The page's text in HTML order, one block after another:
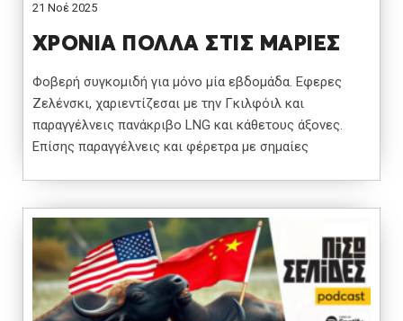
21 Νοέ 2025
ΧΡΟΝΙΑ ΠΟΛΛΑ ΣΤΙΣ ΜΑΡΙΕΣ
Φοβερή συγκομιδή για μόνο μία εβδομάδα. Εφερες
Ζελένσκι, χαριεντίζεσαι με την Γκιλφόιλ και
παραγγέλνεις πανάκριβο LNG και κάθετους άξονες.
Επίσης παραγγέλνεις και φέρετρα με σημαίες